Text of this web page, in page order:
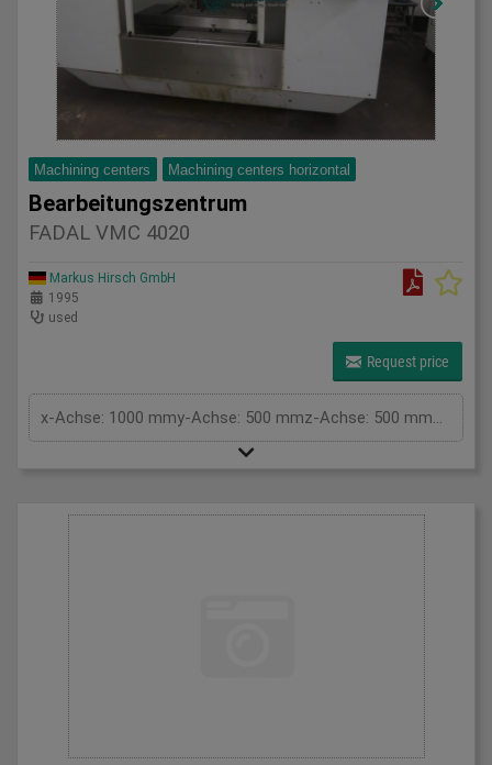
Machining centers Machining centers horizontal
Bearbeitungszentrum
FADAL VMC 4020
Markus Hirsch GmbH
1995
used
Request price
x-Achse: 1000 mmy-Achse: 500 mmz-Achse: 500 mmTeilapparat: CNCAchsen: 4Spindelaufnahme ISO: 40Tischfläche: 1200x508 mmTischbelastung: 600 kgSteuerung: Fadal CNC 88 HSNummer:: 9505858Drehzahl: 40-7500 U/minWerkzeugwechsler: 21